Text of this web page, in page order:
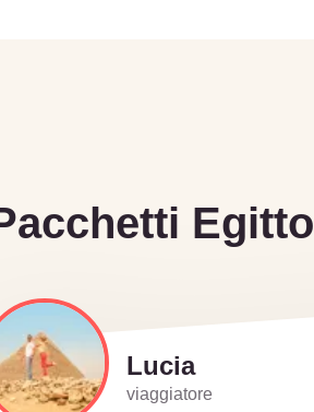
Egitto
Sofia
viaggiatore